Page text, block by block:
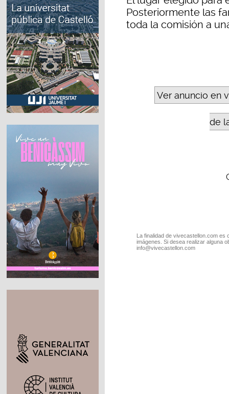
Posteriormente las
toda la comisión a
Ver anuncio en
de
La finalidad de vivecastellon.com
imágenes. Si desea realizar alguna
info@vivecastellon.com